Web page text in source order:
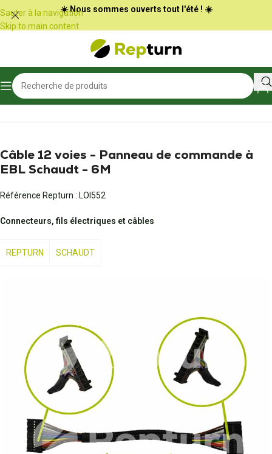
Panneau de gestion des cookies
Sauter à la navigation
Skip to main content
☀️ Nous sommes ouverts tout l'été ! ☀️
Accueil
Câble 12 voies - Panneau de commande à
EBL Schaudt - 6M
Référence Repturn : LOI552
Connecteurs, fils électriques et câbles
REPTURN SCHAUDT